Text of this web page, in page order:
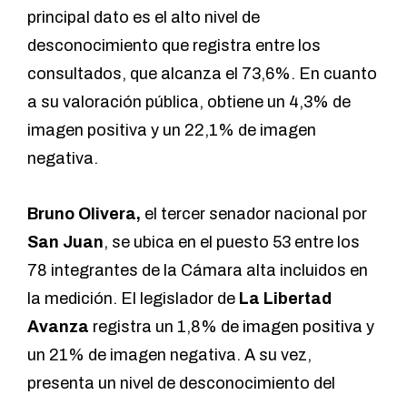
principal dato es el alto nivel de
desconocimiento que registra entre los
consultados, que alcanza el 73,6%. En cuanto
a su valoración pública, obtiene un 4,3% de
imagen positiva y un 22,1% de imagen
negativa.
Bruno Olivera, el tercer senador nacional por
San Juan, se ubica en el puesto 53 entre los
78 integrantes de la Cámara alta incluidos en
la medición. El legislador de La Libertad
Avanza registra un 1,8% de imagen positiva y
un 21% de imagen negativa. A su vez,
presenta un nivel de desconocimiento del